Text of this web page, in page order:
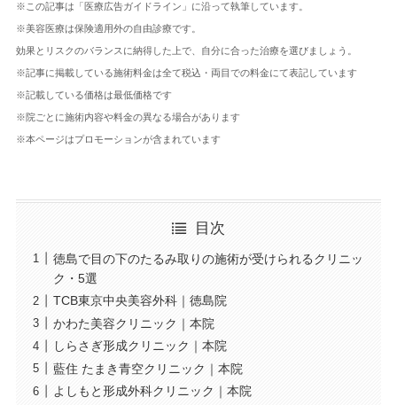
※この記事は「医療広告ガイドライン」に沿って執筆しています。
※美容医療は保険適用外の自由診療です。
効果とリスクのバランスに納得した上で、自分に合った治療を選びましょう。
※記事に掲載している施術料金は全て税込・両目での料金にて表記しています
※記載している価格は最低価格です
※院ごとに施術内容や料金の異なる場合があります
※本ページはプロモーションが含まれています
目次
徳島で目の下のたるみ取りの施術が受けられるクリニッ
ク・5選
TCB東京中央美容外科｜徳島院
かわた美容クリニック｜本院
しらさぎ形成クリニック｜本院
藍住 たまき青空クリニック｜本院
よしもと形成外科クリニック｜本院